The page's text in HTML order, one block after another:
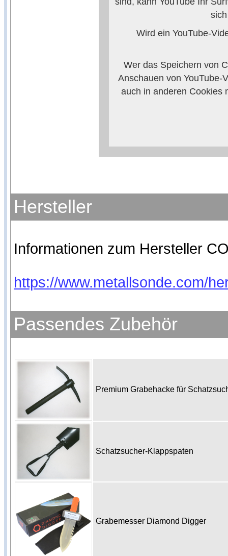
Wird ein YouTube-
Wer das Speichern von
Anschauen von YouTube-
auch in anderen Cookies
Hersteller
Informationen zum Hersteller
https://www.metallsonde.com/
Passendes Zubehör
Premium Grabehacke für
Schatzsucher-Klappspaten
Grabemesser Diamond Digger